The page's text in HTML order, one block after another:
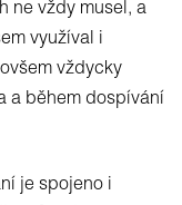
ne vždy musel, a
využíval i
vždycky
a během dospívání
je spojeno i